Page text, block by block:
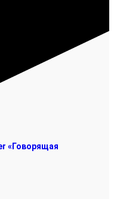
«Говорящая